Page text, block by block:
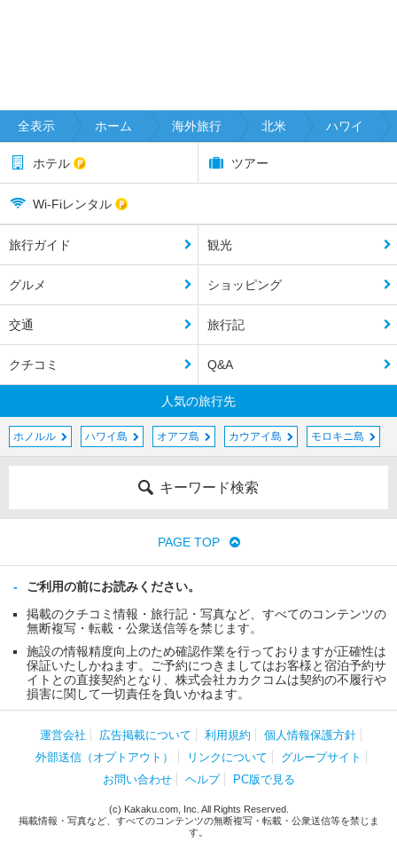
全表示 ホーム 海外旅行 北米 ハワイ
ホテル ツアー
Wi-Fiレンタル
旅行ガイド 観光
グルメ ショッピング
交通 旅行記
クチコミ Q&A
人気の旅行先
ホノルル ハワイ島 オアフ島 カウアイ島 モロキニ島
キーワード検索
PAGE TOP
ご利用の前にお読みください。
掲載のクチコミ情報・旅行記・写真など、すべてのコンテンツの
無断複写・転載・公衆送信等を禁じます。
施設の情報精度向上のため確認作業を行っておりますが正確性は
保証いたしかねます。ご予約につきましてはお客様と宿泊予約サ
イトとの直接契約となり、株式会社カカクコムは契約の不履行や
損害に関して一切責任を負いかねます。
運営会社 広告掲載について 利用規約
個人情報保護方針
外部送信（オプトアウト）
リンクについて
グループサイト
お問い合わせ
ヘルプ PC版で見る
(c) Kakaku.com, Inc. All Rights Reserved.
掲載情報・写真など、すべてのコンテンツの無断複写・転載・公衆送信等を禁じま
す。